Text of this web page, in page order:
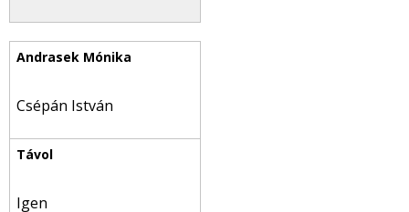
Csépán István
Igen